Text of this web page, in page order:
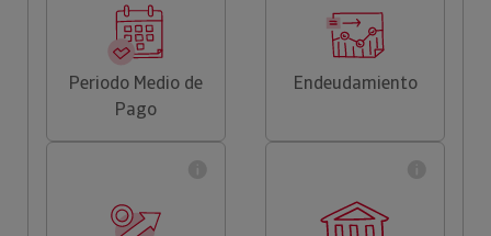
Periodo Medio de
Pago
Endeudamiento